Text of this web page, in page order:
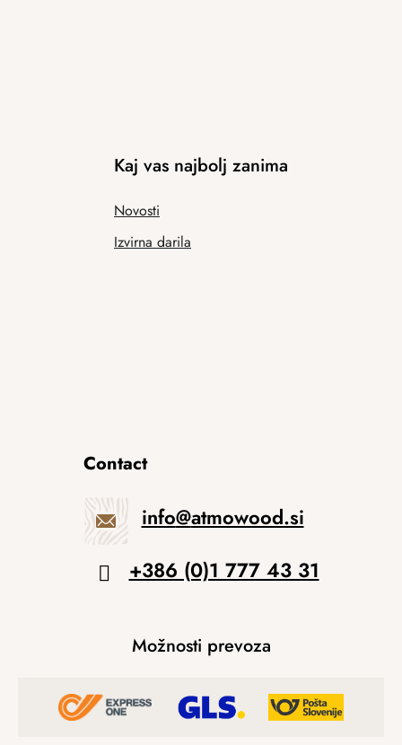
Kaj vas najbolj zanima
Novosti
Izvirna darila
Contact
info@atmowood.si
+386 (0)1 777 43 31
Možnosti prevoza